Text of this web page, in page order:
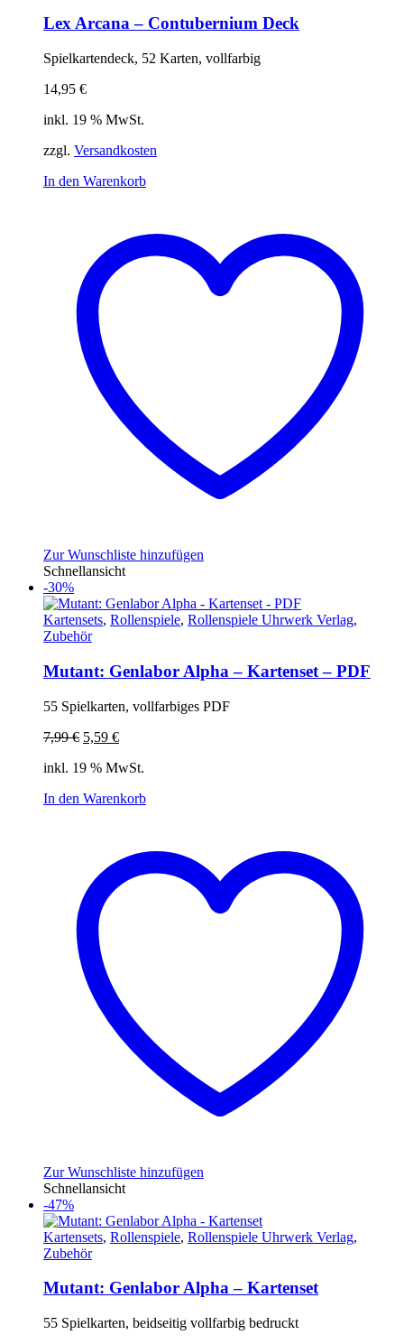
Lex Arcana – Contubernium Deck
Spielkartendeck, 52 Karten, vollfarbig
14,95 €
inkl. 19 % MwSt.
zzgl. Versandkosten
In den Warenkorb
Zur Wunschliste hinzufügen
Schnellansicht
-30%
Kartensets, Rollenspiele, Rollenspiele Uhrwerk Verlag,
Zubehör
Mutant: Genlabor Alpha – Kartenset – PDF
55 Spielkarten, vollfarbiges PDF
7,99€ Ursprünglicher
war:
5,59 €Aktueller
ist:
inkl. 19 % MwSt.
In den Warenkorb
Zur Wunschliste hinzufügen
Schnellansicht
-47%
Kartensets, Rollenspiele, Rollenspiele Uhrwerk Verlag,
Zubehör
Mutant: Genlabor Alpha – Kartenset
55 Spielkarten, beidseitig vollfarbig bedruckt